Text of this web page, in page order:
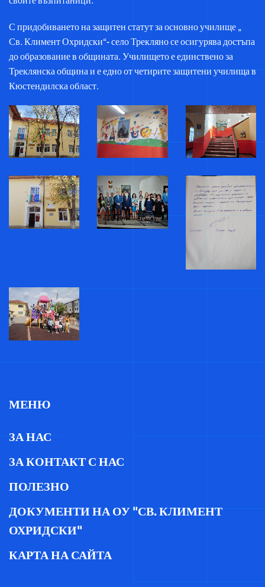
С придобиването на защитен статут за основно училище „
Св. Климент Охридски“- село Трекляно се осигурява достъпа
до образование в общината. Училището е единствено за
Треклянска община и е едно от четирите защитени училища в
Кюстендилска област.
МЕНЮ
ЗА НАС
ЗА КОНТАКТ С НАС
ПОЛЕЗНО
ДОКУМЕНТИ НА ОУ "СВ. КЛИМЕНТ
ОХРИДСКИ"
КАРТА НА САЙТА